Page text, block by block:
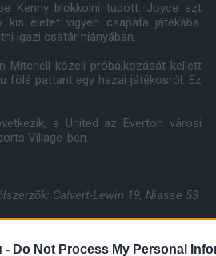
- Do Not Process My Personal
Kenny blokkolni tudott. Joyce ezt
életet vigyen csapata játékába.
igazi csatár hiányában.
Mitchell közeli próbálkozását kellett
fölé pattant egy hazai játékosról. Ez
a United az Everton városi
Village-ben.
Calvert-Lewin 19, Niasse 53
(Mitchell 61), Redmond; El
Moutha-Sebtaoui, O'Connor.